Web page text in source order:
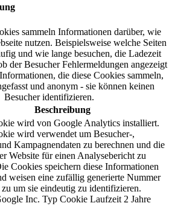
sammeln Informationen darüber, wie
nutzen. Beispielsweise welche Seiten
und wie lange besuchen, die Ladezeit
der Besucher Fehlermeldungen angezeigt
die diese Cookies sammeln,
und anonym - sie können keinen
Besucher identifizieren.
Beschreibung
wird von Google Analytics installiert.
wird verwendet um Besucher-,
Kampagnendaten zu berechnen und die
Website für einen Analysebericht zu
Cookies speichern diese Informationen
weisen eine zufällig generierte Nummer
um sie eindeutig zu identifizieren.
Inc. Typ Cookie Laufzeit 2 Jahre